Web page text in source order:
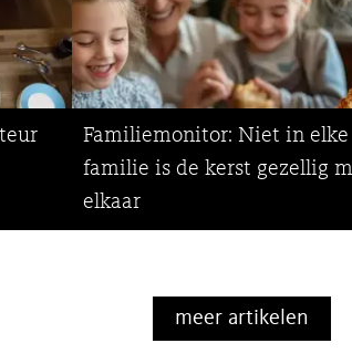
Familiemonitor: Niet in elke
familie is de kerst gezellig
elkaar
meer artikelen